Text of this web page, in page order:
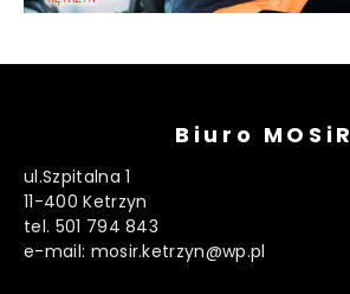
Biuro MOSiR
ul.Szpitalna 1
11-400 Ketrzyn
tel. 501 794 843
e-mail: mosir.ketrzyn@wp.pl